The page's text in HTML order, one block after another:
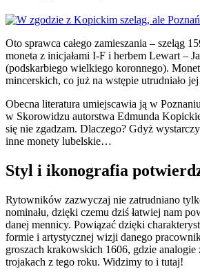
Oto sprawca całego zamieszania – szeląg
moneta z inicjałami I-F i herbem Lewart –
(podskarbiego wielkiego koronnego).
mincerskich, co już na wstępie utrudniało
Obecna literatura umiejscawia ją w
w Skorowidzu autorstwa Edmunda
się nie zgadzam. Dlaczego? Gdyż
inne monety lubelskie…
Styl i ikonografia
Rytowników zazwyczaj nie zatrudniano
nominału, dzięki czemu dziś łatwiej nam
danej mennicy. Powiązać dzięki
formie i artystycznej wizji danego
groszach krakowskich 1606, gdzie analogie
trojakach z tego roku. Widzimy to i tutaj!